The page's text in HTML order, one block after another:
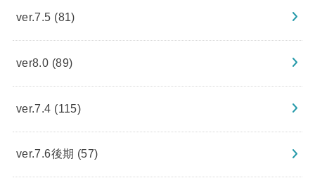
ver.7.5 (81)
ver8.0 (89)
ver.7.4 (115)
ver.7.6後期 (57)